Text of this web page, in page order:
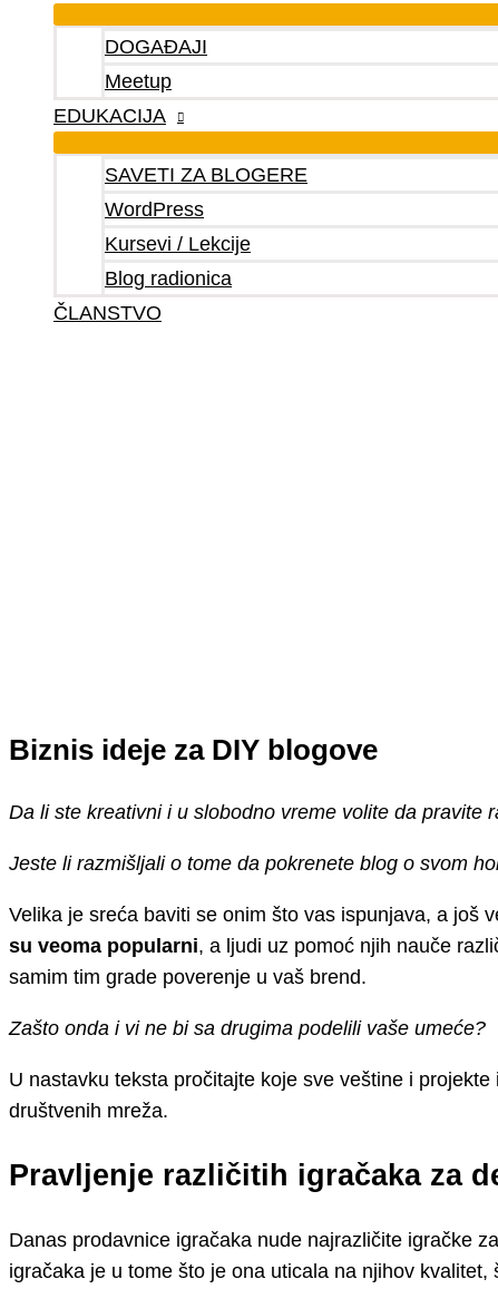
DOGAĐAJI
Meetup
EDUKACIJA
SAVETI ZA BLOGERE
WordPress
Kursevi / Lekcije
Blog radionica
ČLANSTVO
Biznis ideje za DIY blogove
Da li ste kreativni i u slobodno vreme volite da pravite
Jeste li razmišljali o tome da pokrenete blog o svom
Velika je sreća baviti se onim što vas ispunjava, a još
su veoma popularni, a ljudi uz pomoć njih nauče
samim tim grade poverenje u vaš brend.
Zašto onda i vi ne bi sa drugima podelili vaše umeće?
U nastavku teksta pročitajte koje sve veštine i
društvenih mreža.
Pravljenje različitih igračaka za
Danas prodavnice igračaka nude najrazličite igračke
igračaka je u tome što je ona uticala na njihov